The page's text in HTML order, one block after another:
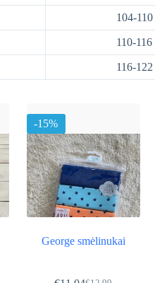
104-110
110-116
116-122
-15%
George smėlinukai